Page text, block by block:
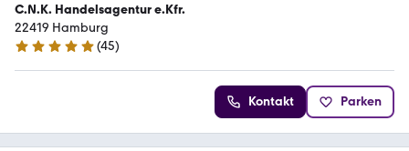
C.N.K. Handelsagentur e.Kfr.
22419 Hamburg
4.9 Sterne
(45)
Kontakt Parken